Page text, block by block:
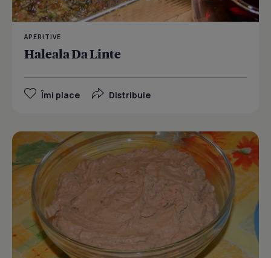
APERITIVE
Haleala Da Linte
Îmi place Distribuie